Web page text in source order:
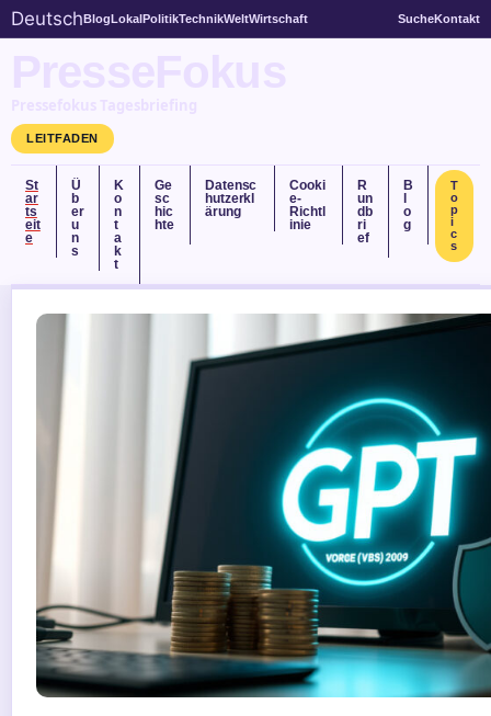
DeutschBlogLokalPolitikTechnikWeltWirtschaft SucheKontakt
PresseFokus
Pressefokus Tagesbriefing
LEITFADEN
St
ar
ts
eit
e
Ü
b
er
u
n
s
K
o
n
t
a
k
t
Ge
sc
hic
hte
Datensc
hutzerkl
ärung
Cooki
e-
Richtl
inie
R
un
db
ri
ef
B
o
g
T
o
p
i
c
s